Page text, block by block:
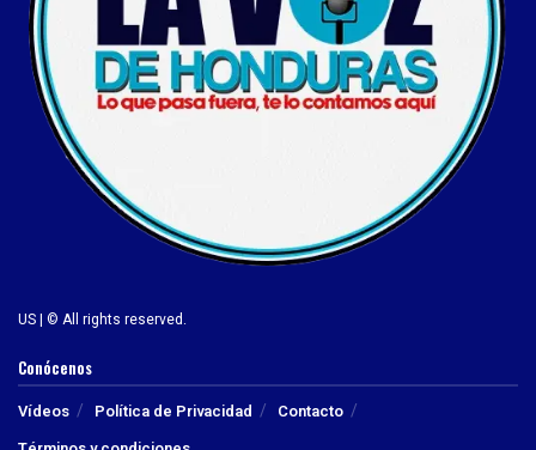
US | © All rights reserved.
Conócenos
Vídeos Política de Privacidad
Contacto